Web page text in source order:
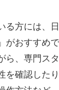
る方には、
がおすすめ
ら、専門ス
を確認した